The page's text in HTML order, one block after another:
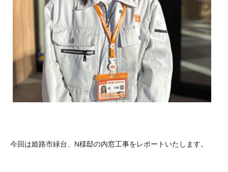
今回は姫路市緑台、N様邸の内窓工事をレポートいたします。